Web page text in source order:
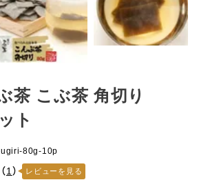
茶 こぶ茶 角切り
ト
80g-10p
（1 ） レビューを見る